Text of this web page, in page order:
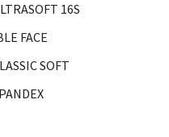
16S
FACE
SOFT